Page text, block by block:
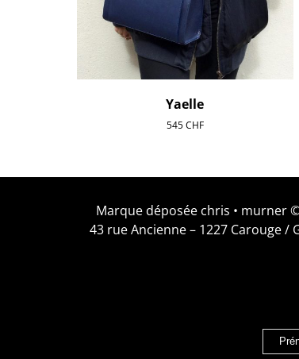
Yaelle
545CHF
Marque déposée chris • murner
43 rue Ancienne – 1227 Carouge /